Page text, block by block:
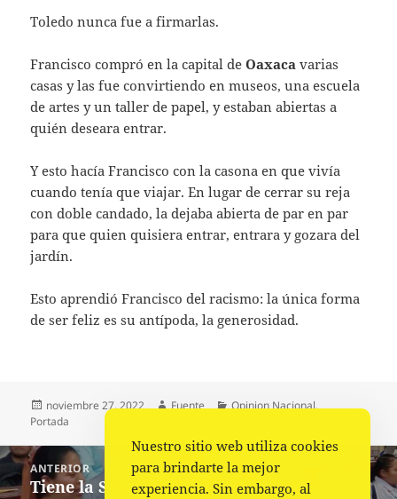
Toledo nunca fue a firmarlas.
Francisco compró en la capital deOaxaca varias
casas y las fue convirtiendo en museos, una escuela
de artes y un taller de papel, y estaban abiertas a
quién deseara entrar.
Y esto hacía Francisco con la casona en que vivía
cuando tenía que viajar. En lugar de cerrar su reja
con doble candado, la dejaba abierta de par en par
para que quien quisiera entrar, entrara y gozara del
jardín.
Esto aprendió Francisco del racismo: la única forma
de ser feliz es su antípoda, la generosidad.
Publicado
el
noviembre 27, 2022 Autor
Fuente Categorías
Opinion Nacional,
Portada
Navegación
de
ANTERIOR
Entrada
Tiene la Sección 22 del SNTE nueva
Nuestro sitio web utiliza cookies
para brindarte la mejor
experiencia. Sin embargo, al